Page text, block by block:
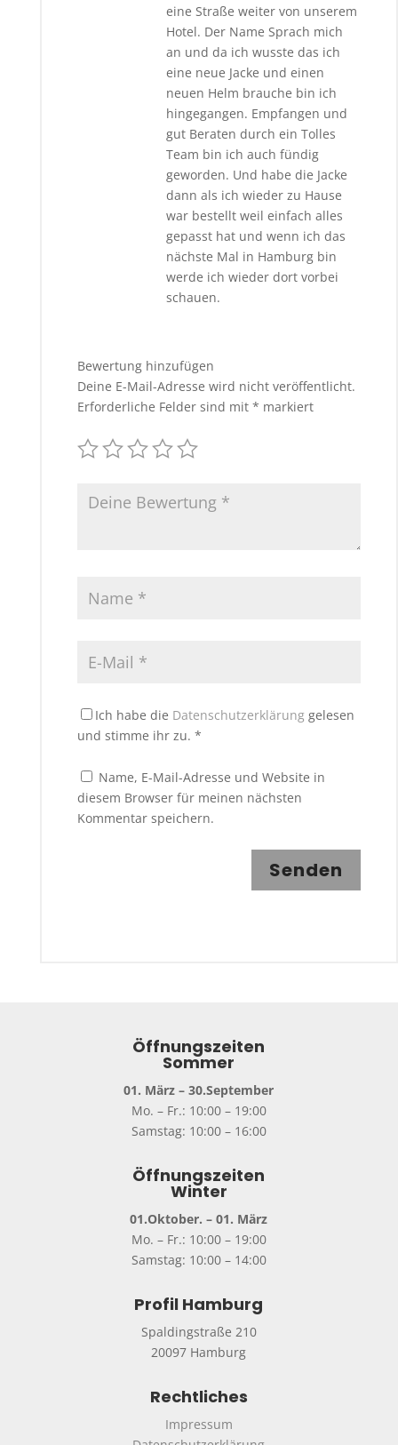
eine Straße weiter von unserem
Hotel. Der Name Sprach mich
an und da ich wusste das ich
eine neue Jacke und einen
neuen Helm brauche bin ich
hingegangen. Empfangen und
gut Beraten durch ein Tolles
Team bin ich auch fündig
geworden. Und habe die Jacke
dann als ich wieder zu Hause
war bestellt weil einfach alles
gepasst hat und wenn ich das
nächste Mal in Hamburg bin
werde ich wieder dort vorbei
schauen.
Bewertung hinzufügen
Deine E-Mail-Adresse wird nicht veröffentlicht.
Erforderliche Felder sind mit * markiert
Ich habe die Datenschutzerklärunggelesen
und stimme ihr zu. *
Name, E-Mail-Adresse und Website in
diesem Browser für meinen nächsten
Kommentar speichern.
Senden
Öffnungszeiten
Sommer
01. März – 30.September
Mo. – Fr.: 10:00 – 19:00
Samstag: 10:00 – 16:00
Öffnungszeiten
Winter
01.Oktober. – 01. März
Mo. – Fr.: 10:00 – 19:00
Samstag: 10:00 – 14:00
Profil Hamburg
Spaldingstraße 210
20097 Hamburg
Rechtliches
Impressum